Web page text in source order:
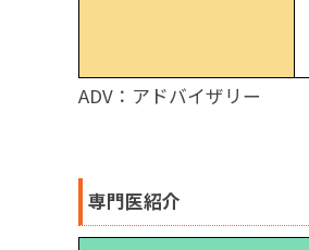
ADV：アドバイザリー
専門医紹介